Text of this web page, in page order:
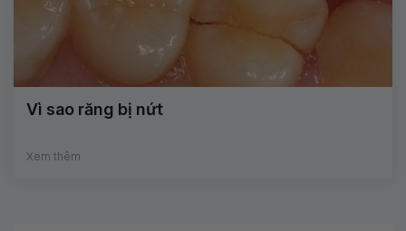
Vì sao răng bị nứt
Xem thêm